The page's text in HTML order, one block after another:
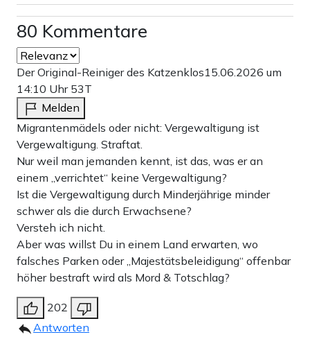
80 Kommentare
Der Original-Reiniger des Katzenklos15.06.2026 um
14:10 Uhr 53T
Melden
Migrantenmädels oder nicht: Vergewaltigung ist
Vergewaltigung. Straftat.
Nur weil man jemanden kennt, ist das, was er an
einem „verrichtet“ keine Vergewaltigung?
Ist die Vergewaltigung durch Minderjährige minder
schwer als die durch Erwachsene?
Versteh ich nicht.
Aber was willst Du in einem Land erwarten, wo
falsches Parken oder „Majestätsbeleidigung“ offenbar
höher bestraft wird als Mord & Totschlag?
202
Antworten